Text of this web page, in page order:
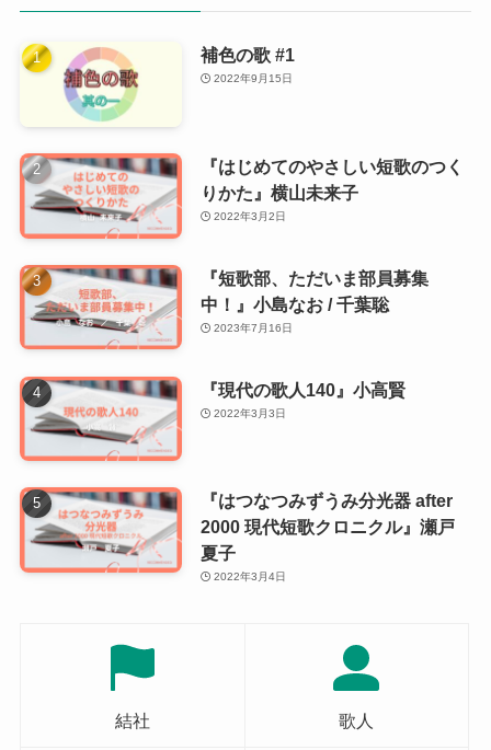
補色の歌 #1
2022年9月15日
『はじめてのやさしい短歌のつく
りかた』横山未来子
2022年3月2日
『短歌部、ただいま部員募集
中！』小島なお / 千葉聡
2023年7月16日
『現代の歌人140』小高賢
2022年3月3日
『はつなつみずうみ分光器 after
2000 現代短歌クロニクル』瀬戸
夏子
2022年3月4日
結社 歌人